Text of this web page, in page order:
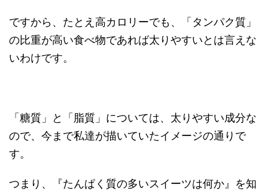
ですから、たとえ高カロリーでも、「タンパク質」
の比重が高い食べ物であれば太りやすいとは言えな
いわけです。
「糖質」と「脂質」については、太りやすい成分な
ので、今まで私達が描いていたイメージの通りで
す。
つまり、『たんぱく質の多いスイーツは何か』を知